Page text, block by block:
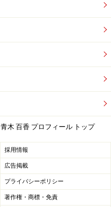
青木 百香 プロフィール トップ
採用情報
広告掲載
プライバシーポリシー
著作権・商標・免責